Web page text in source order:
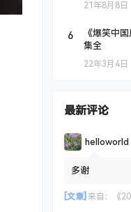
21年8月8日
6
《爆笑中国
集全
22年3月4日
最新评论
helloworld
多谢
[文章] 来自： 《